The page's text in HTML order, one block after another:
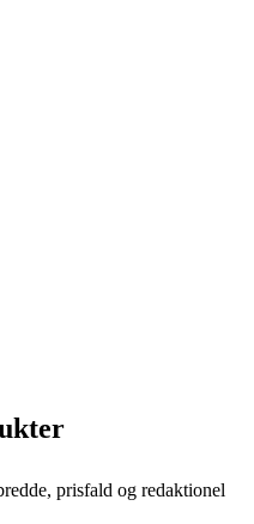
prisfald og redaktionel